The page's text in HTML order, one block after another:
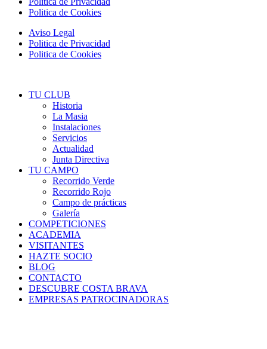
Politica de Cookies
Aviso Legal
Politica de Privacidad
Politica de Cookies
TU CLUB
Historia
La Masia
Instalaciones
Servicios
Actualidad
Junta Directiva
TU CAMPO
Recorrido Verde
Recorrido Rojo
Campo de prácticas
Galería
COMPETICIONES
ACADEMIA
VISITANTES
HAZTE SOCIO
BLOG
CONTACTO
DESCUBRE COSTA BRAVA
EMPRESAS PATROCINADORAS